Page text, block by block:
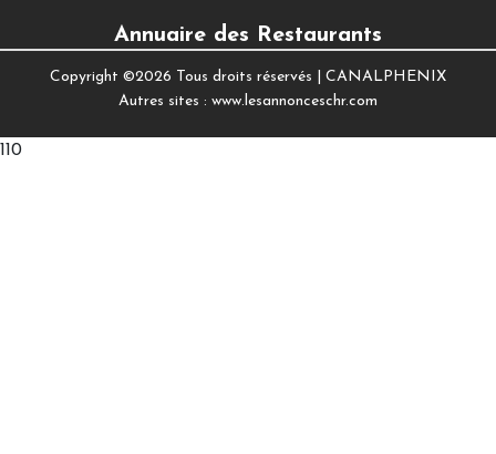
Annuaire des Restaurants
Copyright ©2026 Tous droits réservés | CANALPHENIX
Autres sites : www.lesannonceschr.com
110